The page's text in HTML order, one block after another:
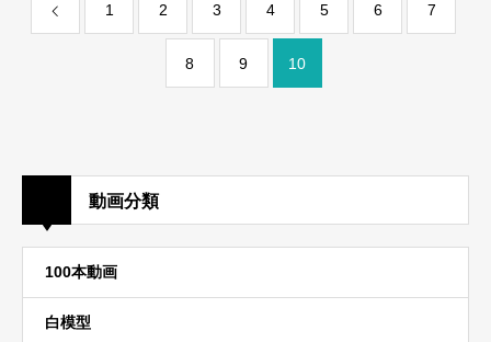
1 2 3 4 5 6 7
8 9 10
動画分類
100本動画
白模型